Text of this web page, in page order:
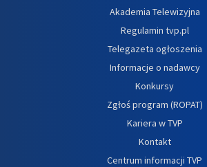
Akademia Telewizyjna
Regulamin tvp.pl
Telegazeta ogłoszenia
Informacje o nadawcy
Konkursy
Zgłoś program (ROPAT)
Kariera w TVP
Kontakt
Centrum informacji TVP